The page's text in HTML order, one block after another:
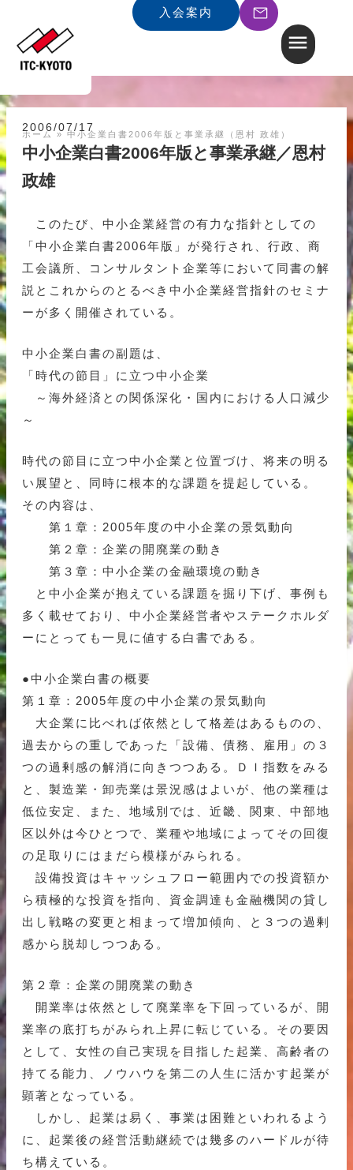
入会案内
ホーム » 中小企業白書2006年版と事業承継（恩村 政雄）
2006/07/17
中小企業白書2006年版と事業承継／恩村
政雄
このたび、中小企業経営の有力な指針としての
「中小企業白書2006年版」が発行され、行政、商
工会議所、コンサルタント企業等において同書の解
説とこれからのとるべき中小企業経営指針のセミナ
ーが多く開催されている。
中小企業白書の副題は、
「時代の節目」に立つ中小企業
～海外経済との関係深化・国内における人口減少
～
時代の節目に立つ中小企業と位置づけ、将来の明る
い展望と、同時に根本的な課題を提起している。
その内容は、
第１章：2005年度の中小企業の景気動向
第２章：企業の開廃業の動き
第３章：中小企業の金融環境の動き
と中小企業が抱えている課題を掘り下げ、事例も
多く載せており、中小企業経営者やステークホルダ
ーにとっても一見に値する白書である。
●中小企業白書の概要
第１章：2005年度の中小企業の景気動向
大企業に比べれば依然として格差はあるものの、
過去からの重しであった「設備、債務、雇用」の３
つの過剰感の解消に向きつつある。ＤＩ指数をみる
と、製造業・卸売業は景況感はよいが、他の業種は
低位安定、また、地域別では、近畿、関東、中部地
区以外は今ひとつで、業種や地域によってその回復
の足取りにはまだら模様がみられる。
設備投資はキャッシュフロー範囲内での投資額か
ら積極的な投資を指向、資金調達も金融機関の貸し
出し戦略の変更と相まって増加傾向、と３つの過剰
感から脱却しつつある。
第２章：企業の開廃業の動き
開業率は依然として廃業率を下回っているが、開
業率の底打ちがみられ上昇に転じている。その要因
として、女性の自己実現を目指した起業、高齢者の
持てる能力、ノウハウを第二の人生に活かす起業が
顕著となっている。
しかし、起業は易く、事業は困難といわれるよう
に、起業後の経営活動継続では幾多のハードルが待
ち構えている。